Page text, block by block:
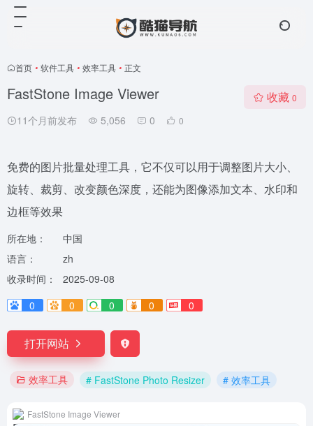
首页 • 软件工具 • 效率工具 • 正文
FastStone Image Viewer
11个月前发布 5,056 0 0
收藏 0
免费的图片批量处理工具，它不仅可以用于调整图片大小、
旋转、裁剪、改变颜色深度，还能为图像添加文本、水印和
边框等效果
所在地：
中国
语言：
zh
收录时间：
2025-09-08
0
0 0 0 0
打开网站
效率工具 # FastStone Photo Resizer # 效率工具
FastStone Image Viewer